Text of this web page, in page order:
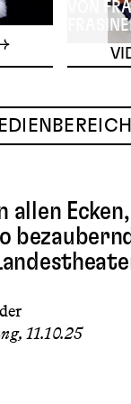
VON
allen
11.10.25